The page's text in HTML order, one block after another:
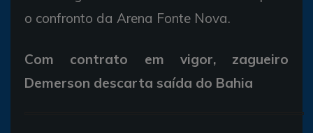
o confronto da Arena Fonte Nova.
Com contrato em vigor, zagueiro
Demerson descarta saída do Bahia